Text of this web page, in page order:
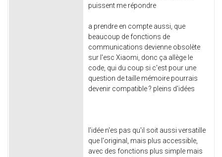
puissent me répondre
a prendre en compte aussi, que
beaucoup de fonctions de
communications devienne obsolète
sur l'esc Xiaomi, donc ça allège le
code, qui du coup si c'est pour une
question de taille mémoire pourrais
devenir compatible ? pleins d'idées
l'idée n'es pas qu'il soit aussi versatille
que l'original, mais plus accessible,
avec des fonctions plus simple mais